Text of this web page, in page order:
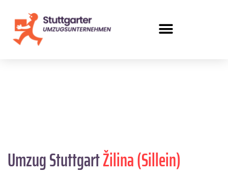
Umzug StuttgartŽilina (Sillein)